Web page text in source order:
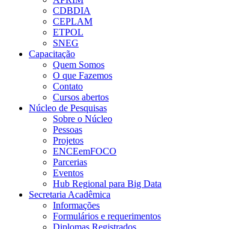
CDBDIA
CEPLAM
ETPOL
SNEG
Capacitação
Quem Somos
O que Fazemos
Contato
Cursos abertos
Núcleo de Pesquisas
Sobre o Núcleo
Pessoas
Projetos
ENCEemFOCO
Parcerias
Eventos
Hub Regional para Big Data
Secretaria Acadêmica
Informações
Formulários e requerimentos
Diplomas Registrados